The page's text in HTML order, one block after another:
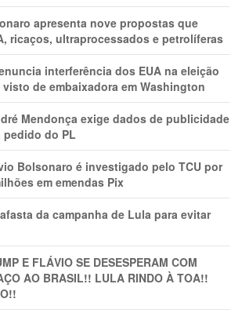
apresenta nove propostas que
ricaços, ultraprocessados e petrolíferas
interferência dos EUA na eleição
de embaixadora em Washington
Mendonça exige dados de publicidade
do PL
Bolsonaro é investigado pelo TCU por
em emendas Pix
da campanha de Lula para evitar
E FLÁVIO SE DESESPERAM COM
AO BRASIL!! LULA RINDO À TOA!!